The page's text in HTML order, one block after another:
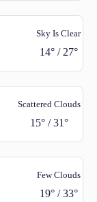
Sky Is Clear
14°/27°
Scattered Clouds
15°/31°
Few Clouds
19°/33°